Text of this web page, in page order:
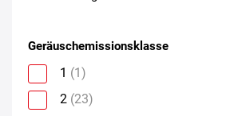
Geräuschemissionsklasse
1 (1)
2 (23)